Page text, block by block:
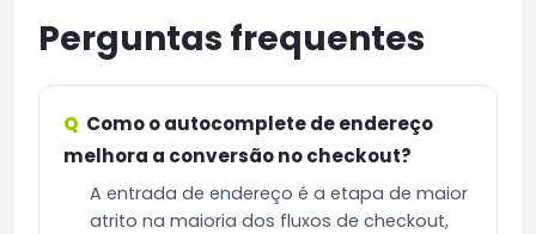
Perguntas frequentes
Como o autocomplete de endereço
melhora a conversão no checkout?
A entrada de endereço é a etapa de maior
atrito na maioria dos fluxos de checkout,